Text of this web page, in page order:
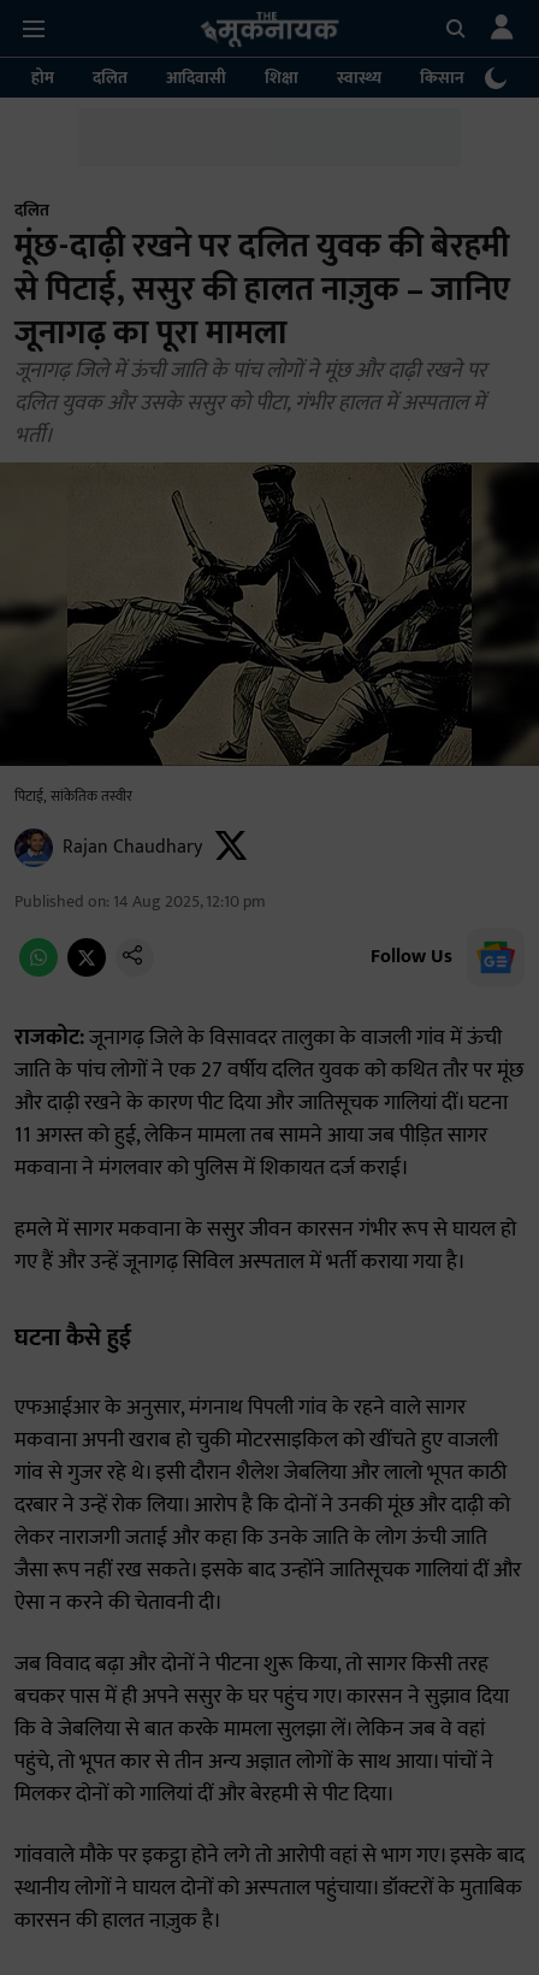
होम दलित आदिवासी शिक्षा स्वास्थ्य किसान
दलित
मूंछ-दाढ़ी रखने पर दलित युवक की बेरहमी
से पिटाई, ससुर की हालत नाज़ुक – जानिए
जूनागढ़ का पूरा मामला
जूनागढ़ जिले में ऊंची जाति के पांच लोगों ने मूंछ और दाढ़ी रखने पर
दलित युवक और उसके ससुर को पीटा, गंभीर हालत में अस्पताल में
भर्ती।
पिटाई, सांकेतिक तस्वीर
Rajan Chaudhary
Published on: 14 Aug 2025, 12:10 pm
Follow Us
राजकोट:जूनागढ़ जिले के विसावदर तालुका के वाजली गांव में ऊंची
जाति के पांच लोगों ने एक 27 वर्षीय दलित युवक को कथित तौर पर मूंछ
और दाढ़ी रखने के कारण पीट दिया और जातिसूचक गालियां दीं। घटना
11 अगस्त को हुई, लेकिन मामला तब सामने आया जब पीड़ित सागर
मकवाना ने मंगलवार को पुलिस में शिकायत दर्ज कराई।
हमले में सागर मकवाना के ससुर जीवन कारसन गंभीर रूप से घायल हो
गए हैं और उन्हें जूनागढ़ सिविल अस्पताल में भर्ती कराया गया है।
घटना कैसे हुई
एफआईआर के अनुसार, मंगनाथ पिपली गांव के रहने वाले सागर
मकवाना अपनी खराब हो चुकी मोटरसाइकिल को खींचते हुए वाजली
गांव से गुजर रहे थे। इसी दौरान शैलेश जेबलिया और लालो भूपत काठी
दरबार ने उन्हें रोक लिया। आरोप है कि दोनों ने उनकी मूंछ और दाढ़ी को
लेकर नाराजगी जताई और कहा कि उनके जाति के लोग ऊंची जाति
जैसा रूप नहीं रख सकते। इसके बाद उन्होंने जातिसूचक गालियां दीं और
ऐसा न करने की चेतावनी दी।
जब विवाद बढ़ा और दोनों ने पीटना शुरू किया, तो सागर किसी तरह
बचकर पास में ही अपने ससुर के घर पहुंच गए। कारसन ने सुझाव दिया
कि वे जेबलिया से बात करके मामला सुलझा लें। लेकिन जब वे वहां
पहुंचे, तो भूपत कार से तीन अन्य अज्ञात लोगों के साथ आया। पांचों ने
मिलकर दोनों को गालियां दीं और बेरहमी से पीट दिया।
गांववाले मौके पर इकट्ठा होने लगे तो आरोपी वहां से भाग गए। इसके बाद
स्थानीय लोगों ने घायल दोनों को अस्पताल पहुंचाया। डॉक्टरों के मुताबिक
कारसन की हालत नाज़ुक है।